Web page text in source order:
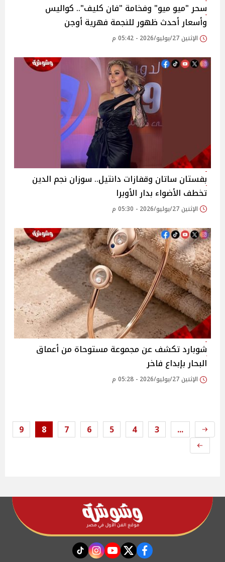
سحر "ميو ميو" وفخامة "فان كليف".. كواليس
وأسعار أحدث ظهور للنجمة فهرية أوجن
الإثنين 27/يوليو/2026 - 05:42 م
بفستان ساتان وقفازات دانتيل.. سوزان نجم الدين
تخطف الأضواء بدار الأوبرا
الإثنين 27/يوليو/2026 - 05:30 م
شوبارد تكشف عن مجموعة مستوحاة من أعماق
البحار بإبداع فاخر
الإثنين 27/يوليو/2026 - 05:28 م
...
3
4
5
6
7
8
9
facebook
twitter
youtube
instagram
tiktok